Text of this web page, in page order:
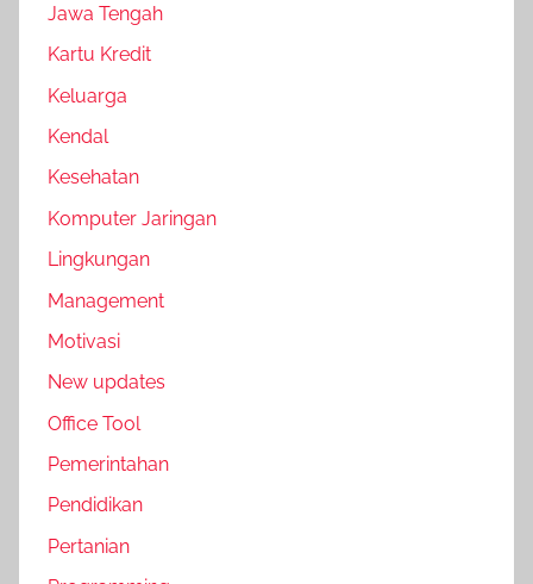
Jawa Tengah
Kartu Kredit
Keluarga
Kendal
Kesehatan
Komputer Jaringan
Lingkungan
Management
Motivasi
New updates
Office Tool
Pemerintahan
Pendidikan
Pertanian